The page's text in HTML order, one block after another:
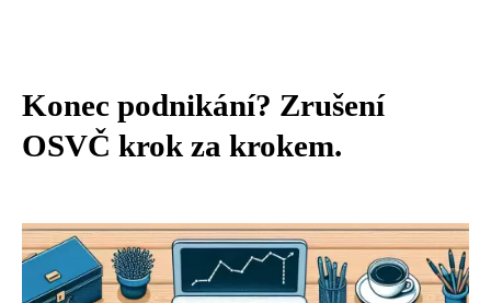
Konec podnikání? Zrušení
OSVČ krok za krokem.